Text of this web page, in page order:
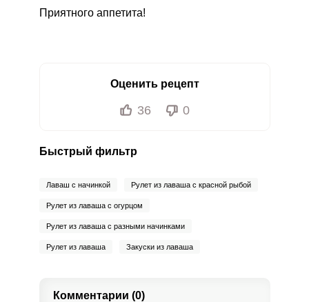
Приятного аппетита!
Оценить рецепт
36 0
Быстрый фильтр
Лаваш с начинкой Рулет из лаваша с красной рыбой
Рулет из лаваша с огурцом
Рулет из лаваша с разными начинками
Рулет из лаваша Закуски из лаваша
Комментарии (0)